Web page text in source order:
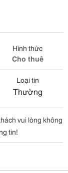
Hình thức
Cho thuê
Loại tin
Thường
vui lòng không
tin!